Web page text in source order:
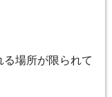
場所が限られて